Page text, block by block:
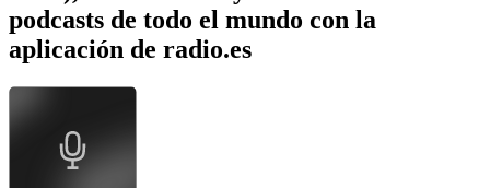
podcasts de todo el mundo con la
aplicación de radio.es